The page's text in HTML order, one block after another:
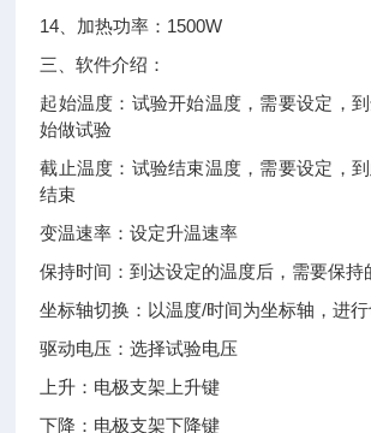
14、加热功率：1500W
三、软件介绍：
起始温度：试验开始温度，需要设定，
始做试验
截止温度：试验结束温度，需要设定，
结束
变温速率：设定升温速率
保持时间：到达设定的温度后，需要保持
坐标轴切换：以温度/时间为坐标轴，进
驱动电压：选择试验电压
上升：电极支架上升键
下降：电极支架下降键